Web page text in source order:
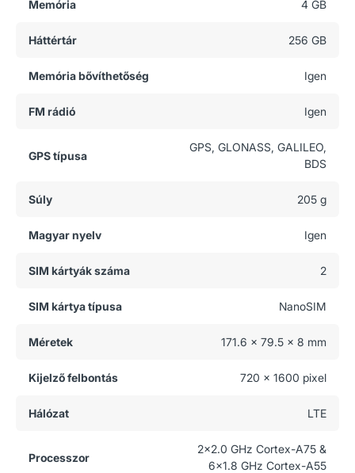
Memória 4 GB
Háttértár 256 GB
Memória bővíthetőség Igen
FM rádió Igen
GPS típusa
GPS, GLONASS, GALILEO,
BDS
Súly 205 g
Magyar nyelv Igen
SIM kártyák száma 2
SIM kártya típusa NanoSIM
Méretek 171.6 x 79.5 x 8 mm
Kijelző felbontás 720 x 1600 pixel
Hálózat LTE
Processzor
2x2.0 GHz Cortex-A75 &
6x1.8 GHz Cortex-A55